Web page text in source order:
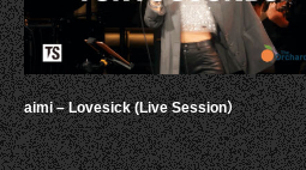
aimi – Lovesick (Live Session）